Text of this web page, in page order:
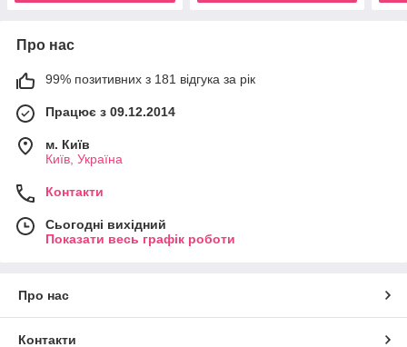
Про нас
99% позитивних з 181 відгука за рік
Працює з 09.12.2014
м. Київ
Київ, Україна
Контакти
Сьогодні вихідний
Показати весь графік роботи
Про нас
Контакти